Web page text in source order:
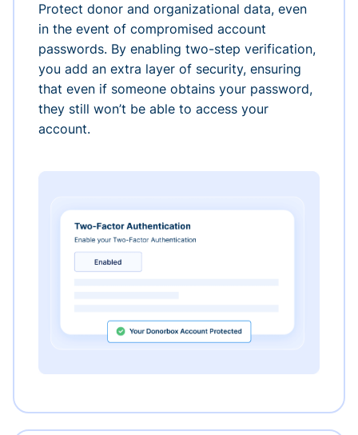
Protect donor and organizational data, even
in the event of compromised account
passwords. By enabling two-step verification,
you add an extra layer of security, ensuring
that even if someone obtains your password,
they still won’t be able to access your
account.